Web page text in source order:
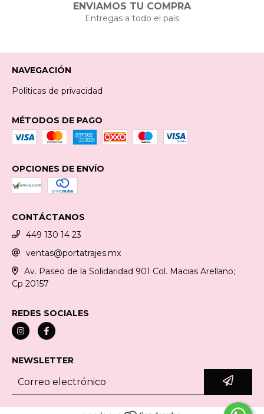
ENVIAMOS TU COMPRA
Entregas a todo el país
NAVEGACIÓN
Políticas de privacidad
MÉTODOS DE PAGO
OPCIONES DE ENVÍO
CONTÁCTANOS
449 130 14 23
ventas@portatrajes.mx
Av. Paseo de la Solidaridad 901 Col. Macias Arellano;
Cp 20157
REDES SOCIALES
NEWSLETTER